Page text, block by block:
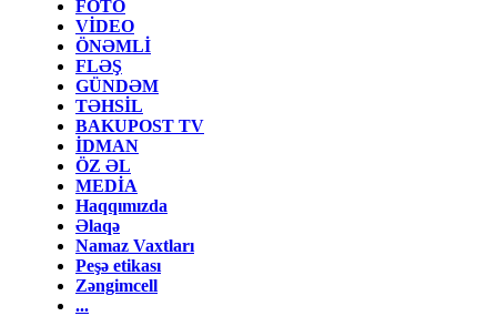
FOTO
VİDEO
ÖNƏMLİ
FLƏŞ
GÜNDƏM
TƏHSİL
BAKUPOST TV
İDMAN
ÖZ ƏL
MEDİA
Haqqımızda
Əlaqə
Namaz Vaxtları
Peşə etikası
Zəngimcell
...